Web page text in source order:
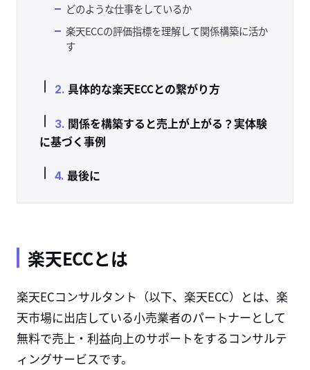
どのような仕事をしているか
楽天ECCの評価指標を理解して関係構築に活か
す
具体的な楽天ECCとの繋がり方
関係を構築すると売上が上がる？ 実体験
に基づく事例
最後に
楽天ECCとは
楽天ECコンサルタント（以下、楽天ECC）とは、楽
天市場に出店している小売業者のパートナーとして
無料で売上・利益向上のサポートをするコンサルテ
ィングサービスです。